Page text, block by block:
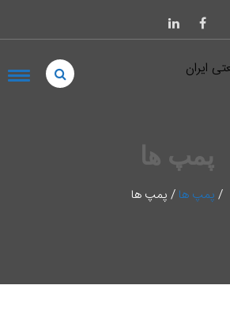
پمپ ها
/ پمپ ها / پمپ ها